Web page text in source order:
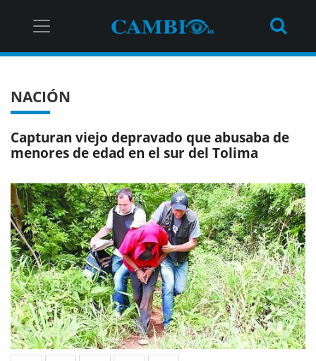
NACIÓN
Capturan viejo depravado que abusaba de
menores de edad en el sur del Tolima